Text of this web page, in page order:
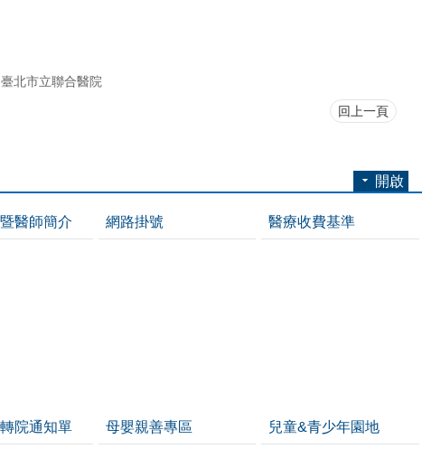
北市立聯合醫院
回上一頁
開啟
醫師簡介 網路掛號 醫療收費基準
院通知單 母嬰親善專區 兒童&青少年園地